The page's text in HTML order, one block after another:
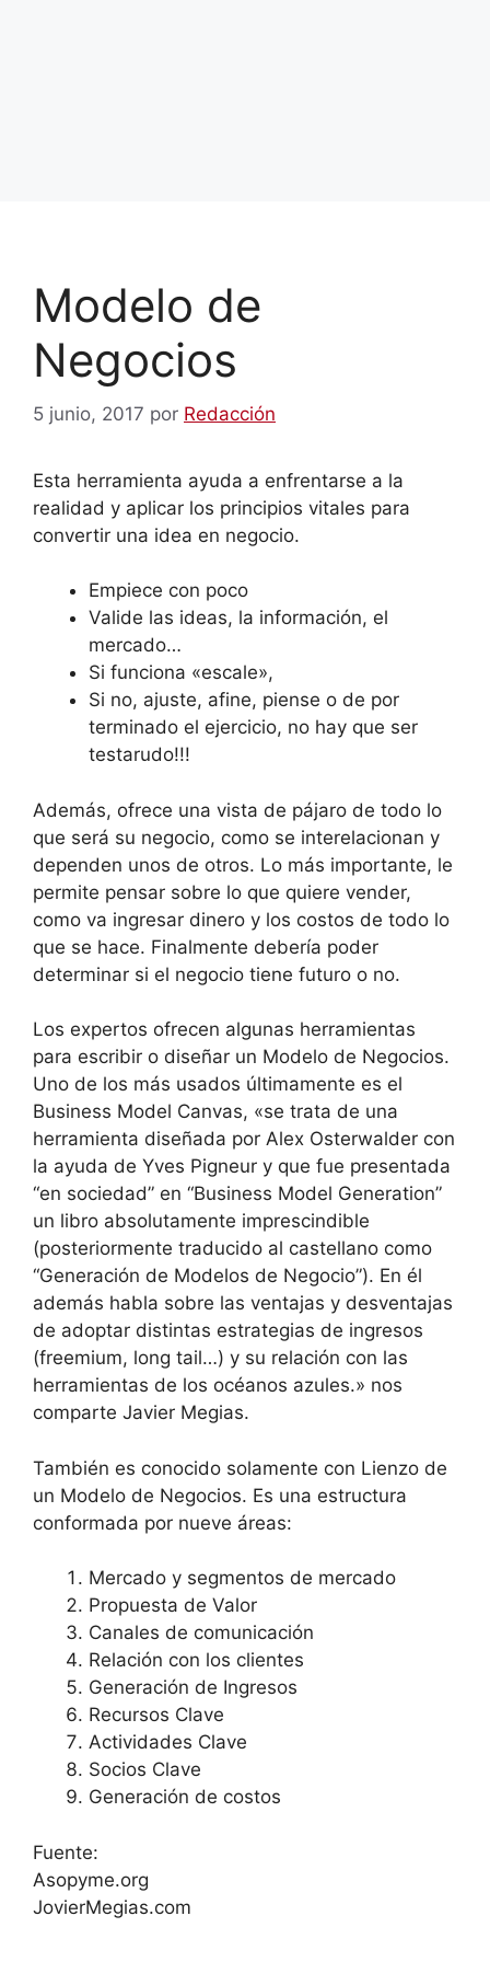
Modelo de
Negocios
5 junio, 2017 por Redacción
Esta herramienta ayuda a enfrentarse a la
realidad y aplicar los principios vitales para
convertir una idea en negocio.
Empiece con poco
Valide las ideas, la información, el
mercado…
Si funciona «escale»,
Si no, ajuste, afine, piense o de por
terminado el ejercicio, no hay que ser
testarudo!!!
Además, ofrece una vista de pájaro de todo lo
que será su negocio, como se interelacionan y
dependen unos de otros. Lo más importante, le
permite pensar sobre lo que quiere vender,
como va ingresar dinero y los costos de todo lo
que se hace. Finalmente debería poder
determinar si el negocio tiene futuro o no.
Los expertos ofrecen algunas herramientas
para escribir o diseñar un Modelo de Negocios.
Uno de los más usados últimamente es el
Business Model Canvas, «se trata de una
herramienta diseñada por Alex Osterwalder con
la ayuda de Yves Pigneur y que fue presentada
“en sociedad” en “Business Model Generation”
un libro absolutamente imprescindible
(posteriormente traducido al castellano como
“Generación de Modelos de Negocio”). En él
además habla sobre las ventajas y desventajas
de adoptar distintas estrategias de ingresos
(freemium, long tail…) y su relación con las
herramientas de los océanos azules.» nos
comparte Javier Megias.
También es conocido solamente con Lienzo de
un Modelo de Negocios. Es una estructura
conformada por nueve áreas:
Mercado y segmentos de mercado
Propuesta de Valor
Canales de comunicación
Relación con los clientes
Generación de Ingresos
Recursos Clave
Actividades Clave
Socios Clave
Generación de costos
Fuente:
Asopyme.org
JovierMegias.com